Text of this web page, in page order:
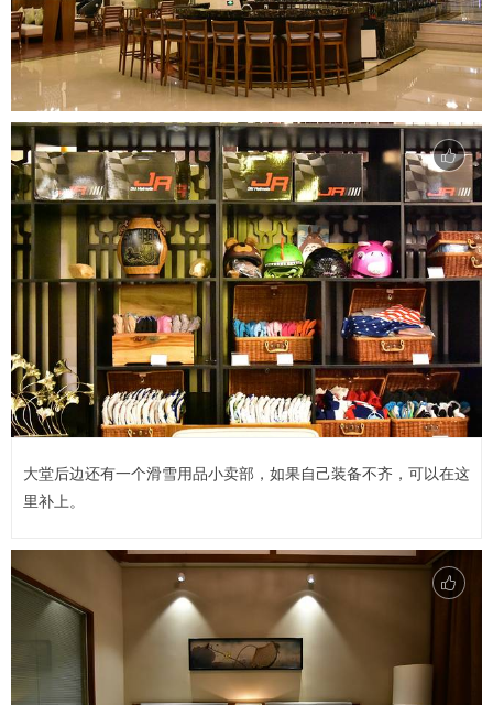
大堂后边还有一个滑雪用品小卖部，如果自己装备不齐，可以在这
里补上。